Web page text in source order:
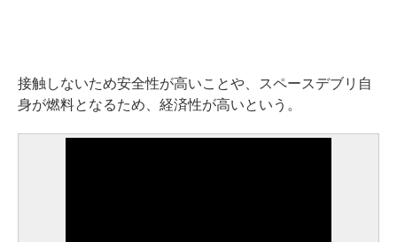
接触しないため安全性が高いことや、スペースデブリ自
身が燃料となるため、経済性が高いという。